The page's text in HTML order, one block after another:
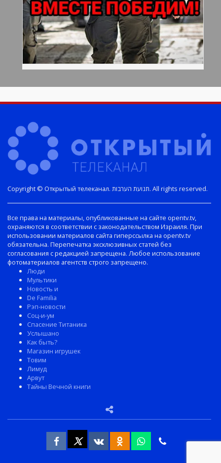
Copyright © Открытый телеканал. תנועת הערבות. All rights reserved.
Все права на материалы, опубликованные на сайте opentv.tv,
охраняются в соответствии с законодательством Израиля. При
использовании материалов сайта гиперссылка на opentv.tv
обязательна. Перепечатка эксклюзивных статей без
согласования с редакцией запрещена. Любое использование
фотоматериалов агентств строго запрещено.
Люди
Мультики
Новость и
De Familia
Рэп-новости
Соц-и-ум
Спасение Титаника
Услышано
Как быть?
Магазин игрушек
Товим
Лимуд
Арвут
Тайны Вечной книги